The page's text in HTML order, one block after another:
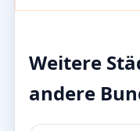
Weitere
andere